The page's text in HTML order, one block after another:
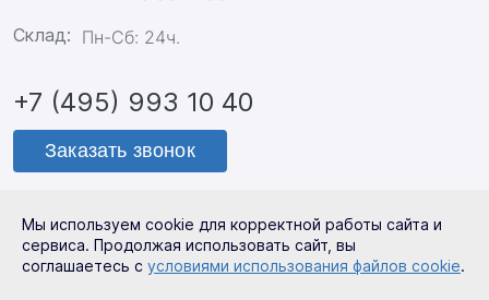
Склад: Пн-Сб: 24ч.
+7 (495) 993 10 40
Заказать звонок
Политика конфиденциальности
Мы используем cookie для корректной работы сайта и
сервиса. Продолжая использовать сайт, вы
соглашаетесь с условиями использования файлов cookie.